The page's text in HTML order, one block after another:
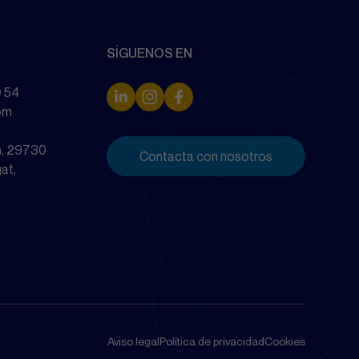
54
29730
SÍGUENOS EN
Contacta con nosotros
Aviso legalPolítica de privacidadCookies